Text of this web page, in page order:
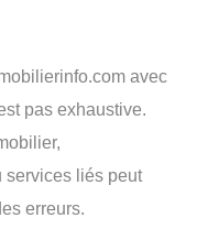
avec
pas exhaustive.
services liés peut
erreurs.